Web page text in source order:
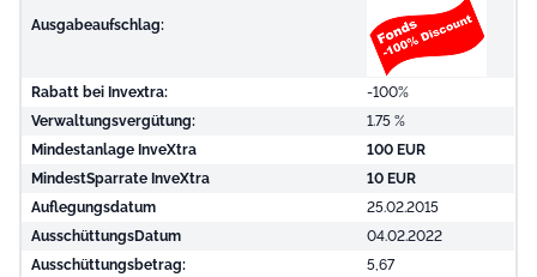
Ausgabeaufschlag:
Rabatt bei Invextra:
-100%
Verwaltungsvergütung:
1.75 %
Mindestanlage InveXtra
100 EUR
MindestSparrate InveXtra
10 EUR
Auflegungsdatum
25.02.2015
AusschüttungsDatum
04.02.2022
Ausschüttungsbetrag:
5,67